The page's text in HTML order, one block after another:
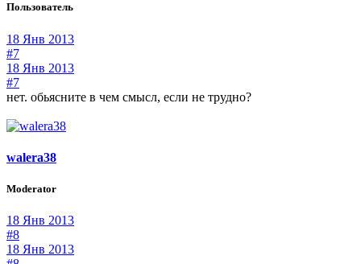
Пользователь
18 Янв 2013
#7
18 Янв 2013
#7
нет. обьясните в чем смысл, если не трудно?
walera38
Moderator
18 Янв 2013
#8
18 Янв 2013